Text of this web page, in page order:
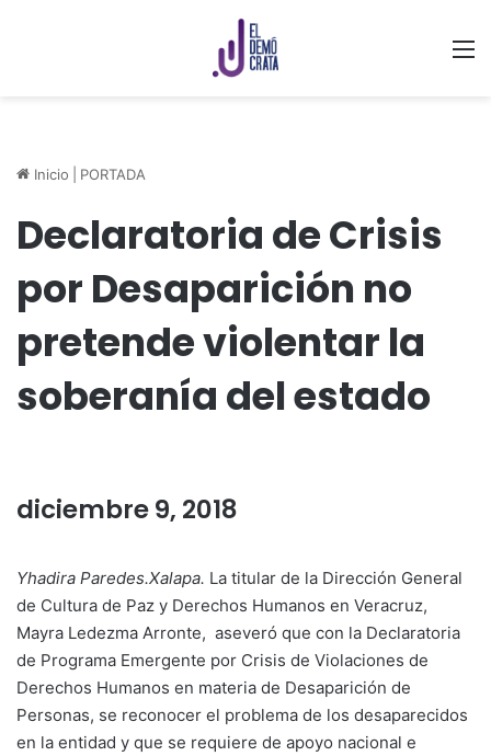
Inicio PORTADA
Declaratoria de Crisis
por Desaparición no
pretende violentar la
soberanía del estado
diciembre 9, 2018
Yhadira Paredes.Xalapa. La titular de la Dirección General
de Cultura de Paz y Derechos Humanos en Veracruz,
Mayra Ledezma Arronte, aseveró que con la Declaratoria
de Programa Emergente por Crisis de Violaciones de
Derechos Humanos en materia de Desaparición de
Personas, se reconocer el problema de los desaparecidos
en la entidad y que se requiere de apoyo nacional e